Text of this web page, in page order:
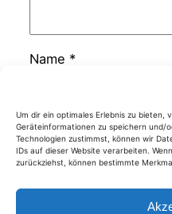
Um dir ein optimales Erlebnis zu bieten,
Geräteinformationen zu speichern und/
Technologien zustimmst, können wir
IDs auf dieser Website verarbeiten.
zurückziehst, können bestimmte
Name *
E-Mail-Adresse*
Website